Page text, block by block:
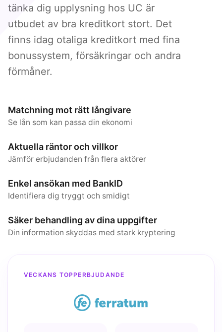
tänka dig upplysning hos UC är
utbudet av bra kreditkort stort. Det
finns idag otaliga kreditkort med fina
bonussystem, försäkringar och andra
förmåner.
Matchning mot rätt långivare
Se lån som kan passa din ekonomi
Aktuella räntor och villkor
Jämför erbjudanden från flera aktörer
Enkel ansökan med BankID
Identifiera dig tryggt och smidigt
Säker behandling av dina uppgifter
Din information skyddas med stark kryptering
VECKANS TOPPERBJUDANDE